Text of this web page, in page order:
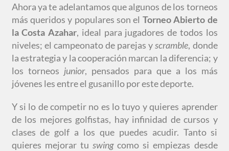
Ahora ya te adelantamos que algunos de los torneos
más queridos y populares son el Torneo Abierto de
la Costa Azahar, ideal para jugadores de todos los
niveles; el campeonato de parejas yscramble, donde
la estrategia y la cooperación marcan la diferencia; y
los torneos junior, pensados para que a los más
jóvenes les entre el gusanillo por este deporte.
Y si lo de competir no es lo tuyo y quieres aprender
de los mejores golfistas, hay infinidad de cursos y
clases de golf a los que puedes acudir. Tanto si
quieres mejorar tu swingcomo si empiezas desde